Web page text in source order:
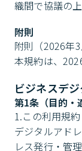
織間で協議の
附則
附則（2026年
本規約は、
ビジネスデ
第1条（目的・
1.この利用規
デジタルアド
レス発行・管